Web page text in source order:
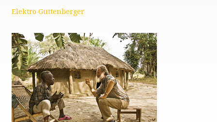
Elektro Guttenberger